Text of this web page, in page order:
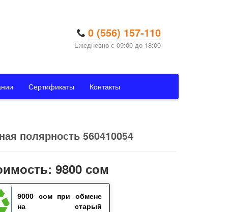
0 (556) 157-110
Ежедневно с 09:00 до 18:00
Сертификаты Контакты
полярность 560410054
9800 сом
9000 сомпри обмене
на старый